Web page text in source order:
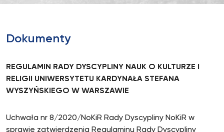
Dokumenty
REGULAMIN RADY DYSCYPLINY NAUK O KULTURZE I
RELIGII UNIWERSYTETU KARDYNAŁA STEFANA
WYSZYŃSKIEGO W WARSZAWIE
Uchwała nr 8/2020/NoKiR Rady Dyscypliny NoKiR w
sprawie zatwierdzenia Regulaminu Rady Dyscypliny